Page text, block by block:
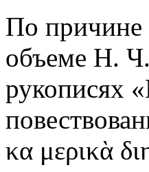
По причине
объеме Н.
рукописях
κα μερικὰ